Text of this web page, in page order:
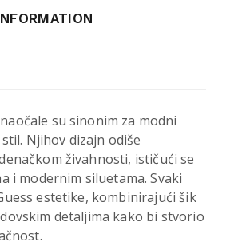
su sinonim za modni
Njihov dizajn odiše
živahnosti, ističući se
i modernim siluetama. Svaki
estetike, kombinirajući šik
detaljima kako bi stvorio